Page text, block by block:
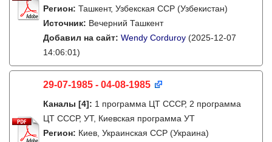
Регион: Ташкент, Узбекская ССР (Узбекистан)
Источник: Вечерний Ташкент
Добавил на сайт: Wendy Corduroy (2025-12-07
14:06:01)
29-07-1985 - 04-08-1985
Каналы [4]: 1 программа ЦТ СССР, 2 программа
ЦТ СССР, УТ, Киевская программа УТ
Регион: Киев, Украинская ССР (Украина)